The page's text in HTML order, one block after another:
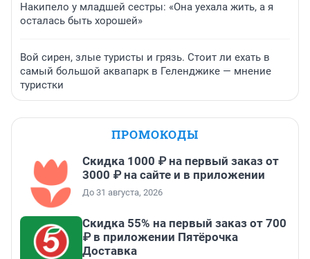
Накипело у младшей сестры: «Она уехала жить, а я
осталась быть хорошей»
Вой сирен, злые туристы и грязь. Стоит ли ехать в
самый большой аквапарк в Геленджике — мнение
туристки
ПРОМОКОДЫ
Скидка 1000 ₽ на первый заказ от
3000 ₽ на сайте и в приложении
До 31 августа, 2026
Скидка 55% на первый заказ от 700
₽ в приложении Пятёрочка
Доставка